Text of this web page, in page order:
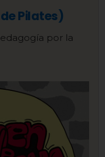
Pilates)
por la